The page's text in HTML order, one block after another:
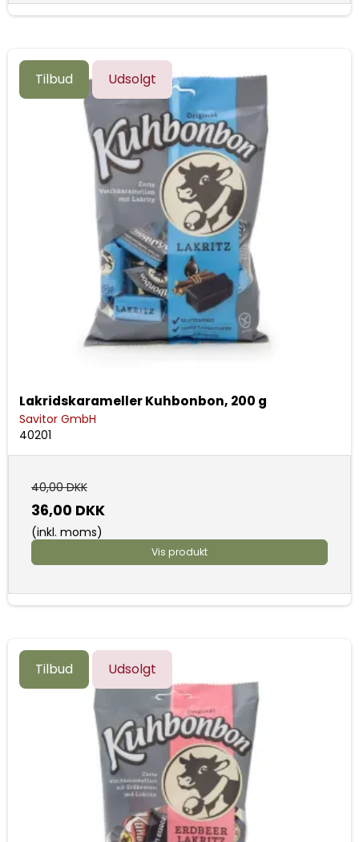
Tilbud Udsolgt
Lakridskarameller Kuhbonbon, 200 g
Savitor GmbH
40201
40,00 DKK
36,00 DKK
(inkl. moms)
Vis produkt
Tilbud Udsolgt